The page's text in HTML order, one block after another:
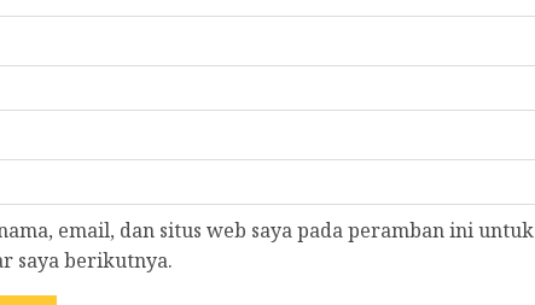
email, dan situs web saya pada peramban ini untuk
saya berikutnya.